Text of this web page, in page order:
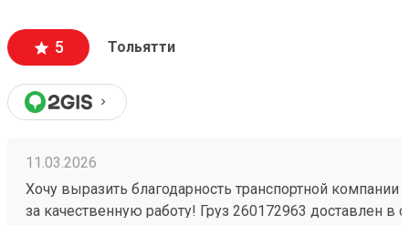
5 Тольятти
11.03.2026
Хочу выразить благодарность транспортной компании
за качественную работу! Груз 260172963 доставлен в